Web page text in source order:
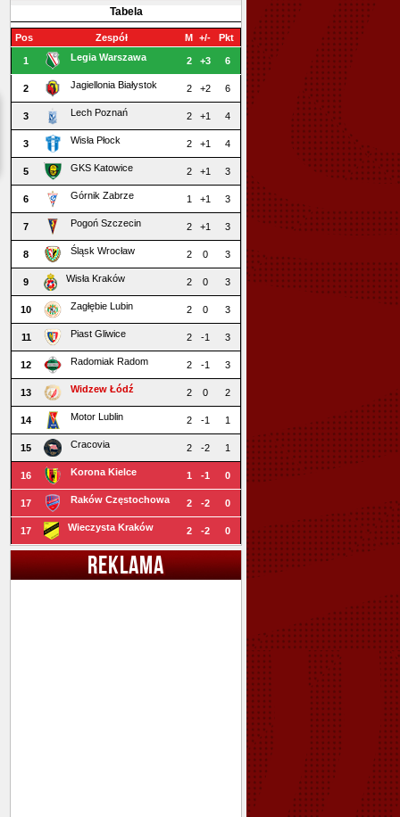
Tabela
Pos Zespół M +/- Pkt
1 Legia Warszawa 2 +3 6
2 Jagiellonia Białystok 2 +2 6
3 Lech Poznań 2 +1 4
3 Wisła Płock 2 +1 4
5 GKS Katowice 2 +1 3
6 Górnik Zabrze 1 +1 3
7 Pogoń Szczecin 2 +1 3
8 Śląsk Wrocław 2 0 3
9 Wisła Kraków 2 0 3
10 Zagłębie Lubin 2 0 3
11 Piast Gliwice 2 -1 3
12 Radomiak Radom 2 -1 3
13 Widzew Łódź 2 0 2
14 Motor Lublin 2 -1 1
15 Cracovia 2 -2 1
16 Korona Kielce 1 -1 0
17 Raków Częstochowa 2 -2 0
17 Wieczysta Kraków 2 -2 0
REKLAMA